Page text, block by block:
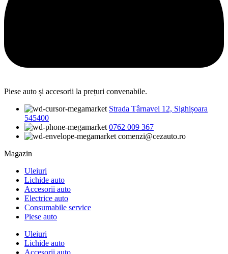
Piese auto și accesorii la prețuri convenabile.
Strada Târnavei 12, Sighișoara
545400
0762 009 367
comenzi@cezauto.ro
Magazin
Uleiuri
Lichide auto
Accesorii auto
Electrice auto
Consumabile service
Piese auto
Uleiuri
Lichide auto